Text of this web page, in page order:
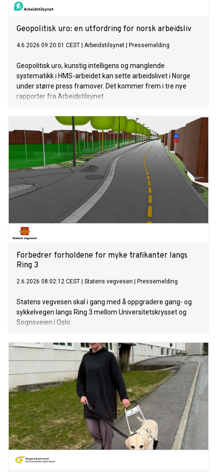
Geopolitisk uro: en utfordring for norsk arbeidsliv
4.6.2026 09:20:01 CEST Arbeidstilsynet Pressemelding
Geopolitisk uro, kunstig intelligens og manglende
systematikk i HMS-arbeidet kan sette arbeidslivet i Norge
under større press framover. Det kommer frem i tre nye
rapporter fra Arbeidstilsynet.
Forbedrer forholdene for myke trafikanter langs
Ring 3
2.6.2026 08:02:12 CEST Statens vegvesen Pressemelding
Statens vegvesen skal i gang med å oppgradere gang- og
sykkelvegen langs Ring 3 mellom Universitetskrysset og
Sognsveien i Oslo.